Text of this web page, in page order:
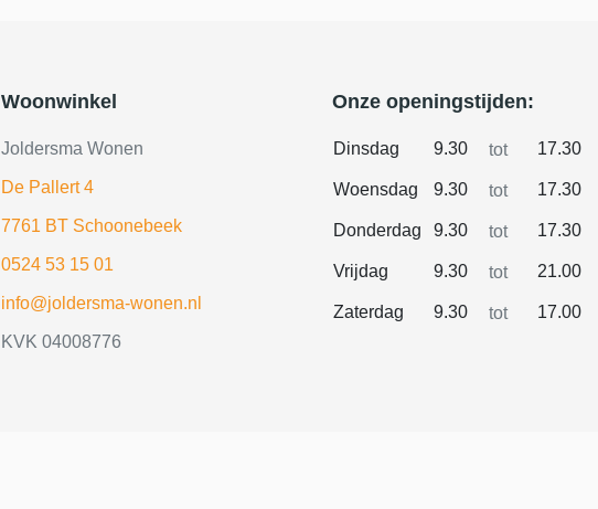
Woonwinkel
Joldersma Wonen
De Pallert 4
7761 BT Schoonebeek
0524 53 15 01
info@joldersma-wonen.nl
KVK 04008776
Onze openingstijden:
Dinsdag 9.30 tot 17.30
Woensdag 9.30 tot 17.30
Donderdag 9.30 tot 17.30
Vrijdag 9.30 tot 21.00
Zaterdag 9.30 tot 17.00